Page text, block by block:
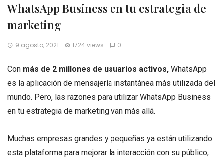
WhatsApp Business en tu estrategia de
marketing
9 agosto, 2021 1724 views 0
Con más de 2 millones de usuarios activos, WhatsApp
es la aplicación de mensajería instantánea más utilizada del
mundo. Pero, las razones para utilizar WhatsApp Business
en tu estrategia de marketing van más allá.
Muchas empresas grandes y pequeñas ya están utilizando
esta plataforma para mejorar la interacción con su público,